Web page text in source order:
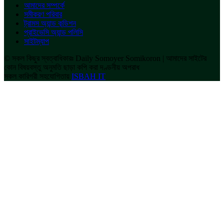
আমাদের সম্পর্কে
সমীকরণ পরিবার
ট্রামস অ্যান্ড কন্ডিশন
প্রাইভেসি অ্যান্ড পলিসি
সাইটম্যাপ
© সকল কিছুর স্বত্বাধিকারঃ Daily Somoyer Somikoron | আমাদের সাইটের
কোন বিষয়বস্তু অনুমতি ছাড়া কপি করা দণ্ডনীয় অপরাধ
সকল কারিগরী সহযোগিতায় ISBAH IT